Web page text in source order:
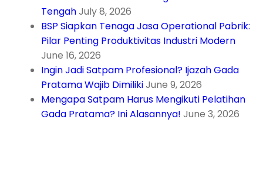
TengahJuly 8, 2026
BSP Siapkan Tenaga Jasa Operational Pabrik:
Pilar Penting Produktivitas Industri Modern
June 16, 2026
Ingin Jadi Satpam Profesional? Ijazah Gada
Pratama Wajib DimilikiJune 9, 2026
Mengapa Satpam Harus Mengikuti Pelatihan
Gada Pratama? Ini Alasannya! June 3, 2026